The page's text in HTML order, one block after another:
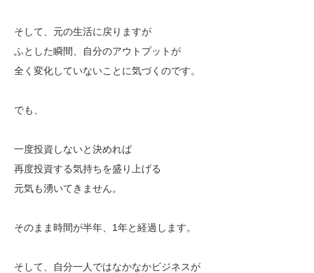
そして、元の生活に戻りますが
ふとした瞬間、自分のアウトプットが
全く変化していないことに気づくのです。
でも、
一度投資しないと決めれば
再度投資する気持ちを盛り上げる
元気も湧いてきません。
そのまま時間が半年、1年と経過します。
そして、自分一人ではなかなかビジネスが